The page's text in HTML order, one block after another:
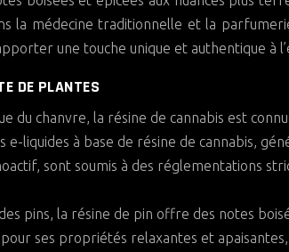
la médecine traditionnelle et la
une touche unique et authentique à
DE PLANTES
du chanvre, la résine de cannabis est
e-liquides à base de résine de cannabis,
sont soumis à des réglementations
pins, la résine de pin offre des notes
ses propriétés relaxantes et